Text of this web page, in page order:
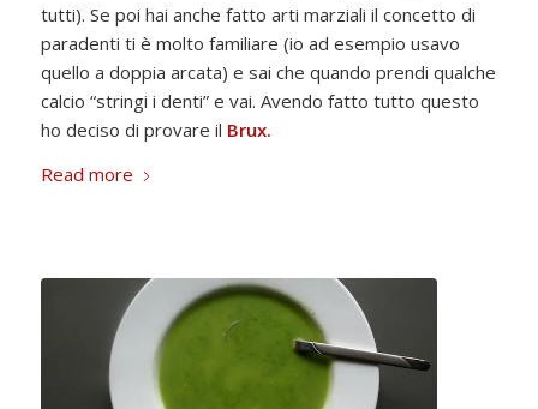
tutti). Se poi hai anche fatto arti marziali il concetto di
paradenti ti è molto familiare (io ad esempio usavo
quello a doppia arcata) e sai che quando prendi qualche
calcio “stringi i denti” e vai. Avendo fatto tutto questo
ho deciso di provare il Brux.
Read more